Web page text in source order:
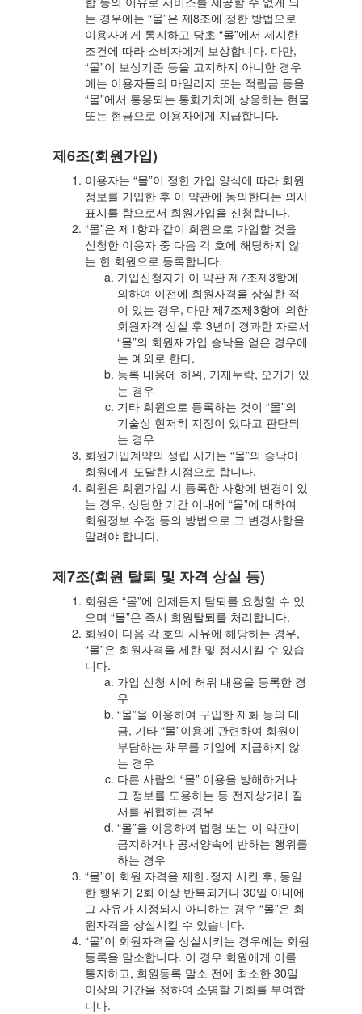
는 경우에는 “몰”은 제8조에 정한 방법으로
이용자에게 통지하고 당초 “몰”에서 제시한
조건에 따라 소비자에게 보상합니다. 다만,
“몰”이 보상기준 등을 고지하지 아니한 경우
에는 이용자들의 마일리지 또는 적립금 등을
“몰”에서 통용되는 통화가치에 상응하는 현물
또는 현금으로 이용자에게 지급합니다.
제6조(회원가입)
이용자는 “몰”이 정한 가입 양식에 따라 회원
정보를 기입한 후 이 약관에 동의한다는 의사
표시를 함으로서 회원가입을 신청합니다.
“몰”은 제1항과 같이 회원으로 가입할 것을
신청한 이용자 중 다음 각 호에 해당하지 않
는 한 회원으로 등록합니다.
가입신청자가 이 약관 제7조제3항에
의하여 이전에 회원자격을 상실한 적
이 있는 경우, 다만 제7조제3항에 의한
회원자격 상실 후 3년이 경과한 자로서
“몰”의 회원재가입 승낙을 얻은 경우에
는 예외로 한다.
등록 내용에 허위, 기재누락, 오기가 있
는 경우
기타 회원으로 등록하는 것이 “몰”의
기술상 현저히 지장이 있다고 판단되
는 경우
회원가입계약의 성립 시기는 “몰”의 승낙이
회원에게 도달한 시점으로 합니다.
회원은 회원가입 시 등록한 사항에 변경이 있
는 경우, 상당한 기간 이내에 “몰”에 대하여
회원정보 수정 등의 방법으로 그 변경사항을
알려야 합니다.
제7조(회원 탈퇴 및 자격 상실 등)
회원은 “몰”에 언제든지 탈퇴를 요청할 수 있
으며 “몰”은 즉시 회원탈퇴를 처리합니다.
회원이 다음 각 호의 사유에 해당하는 경우,
“몰”은 회원자격을 제한 및 정지시킬 수 있습
니다.
가입 신청 시에 허위 내용을 등록한 경
우
“몰”을 이용하여 구입한 재화 등의 대
금, 기타 “몰”이용에 관련하여 회원이
부담하는 채무를 기일에 지급하지 않
는 경우
다른 사람의 “몰” 이용을 방해하거나
그 정보를 도용하는 등 전자상거래 질
서를 위협하는 경우
“몰”을 이용하여 법령 또는 이 약관이
금지하거나 공서양속에 반하는 행위를
하는 경우
“몰”이 회원 자격을 제한․정지 시킨 후, 동일
한 행위가 2회 이상 반복되거나 30일 이내에
그 사유가 시정되지 아니하는 경우 “몰”은 회
원자격을 상실시킬 수 있습니다.
“몰”이 회원자격을 상실시키는 경우에는 회원
등록을 말소합니다. 이 경우 회원에게 이를
통지하고, 회원등록 말소 전에 최소한 30일
이상의 기간을 정하여 소명할 기회를 부여합
니다.